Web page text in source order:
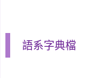
語系字典檔